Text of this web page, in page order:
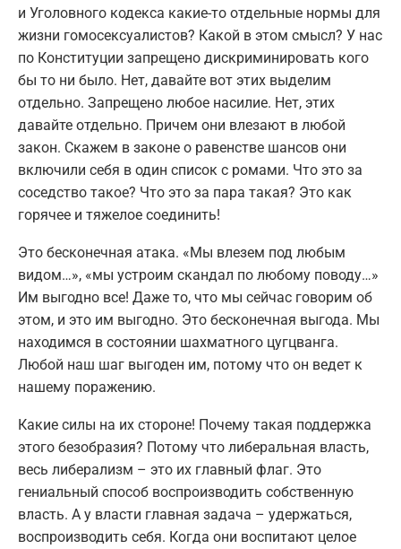
и Уголовного кодекса какие-то отдельные нормы для
жизни гомосексуалистов? Какой в этом смысл? У нас
по Конституции запрещено дискриминировать кого
бы то ни было. Нет, давайте вот этих выделим
отдельно. Запрещено любое насилие. Нет, этих
давайте отдельно. Причем они влезают в любой
закон. Скажем в законе о равенстве шансов они
включили себя в один список с ромами. Что это за
соседство такое? Что это за пара такая? Это как
горячее и тяжелое соединить!
Это бесконечная атака. «Мы влезем под любым
видом…», «мы устроим скандал по любому поводу…»
Им выгодно все! Даже то, что мы сейчас говорим об
этом, и это им выгодно. Это бесконечная выгода. Мы
находимся в состоянии шахматного цугцванга.
Любой наш шаг выгоден им, потому что он ведет к
нашему поражению.
Какие силы на их стороне! Почему такая поддержка
этого безобразия? Потому что либеральная власть,
весь либерализм – это их главный флаг. Это
гениальный способ воспроизводить собственную
власть. А у власти главная задача – удержаться,
воспроизводить себя. Когда они воспитают целое